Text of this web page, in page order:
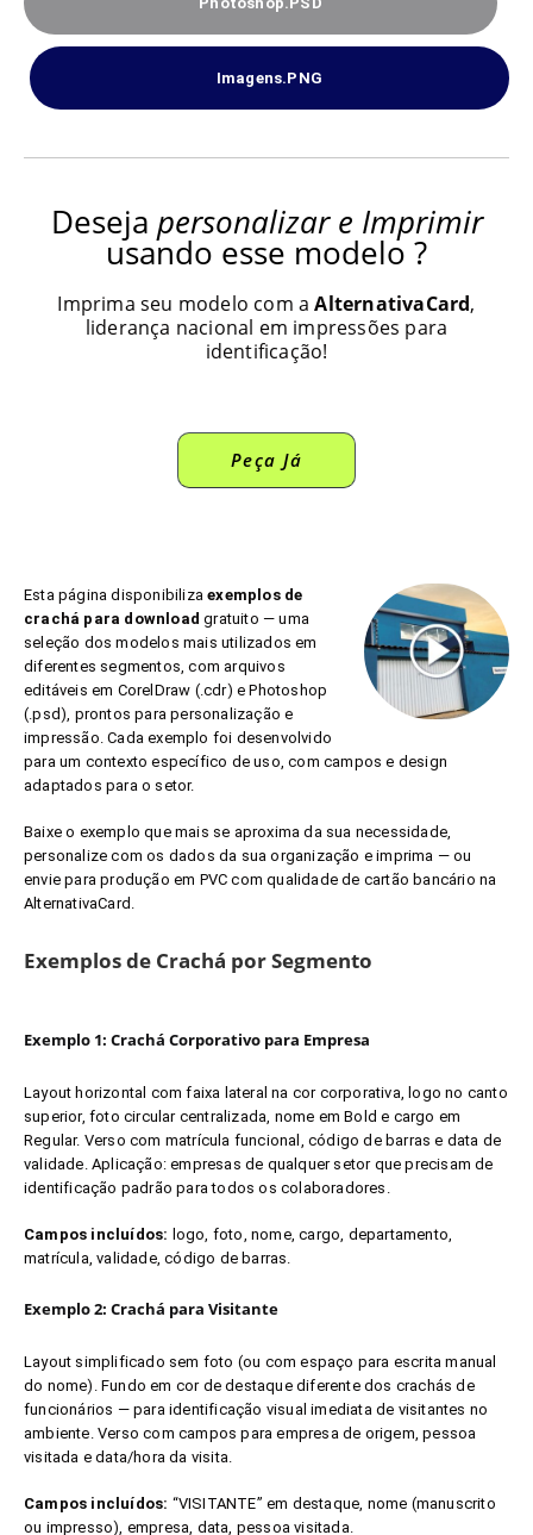
Imagens.PNG
Deseja personalizar e Imprimir
usando esse modelo ?
Imprima seu modelo com aAlternativaCard,
liderança nacional em impressões para
identificação!
Peça Já
Esta página disponibilizaexemplos de
crachá para download gratuito — uma
seleção dos modelos mais utilizados em
diferentes segmentos, com arquivos
editáveis em CorelDraw (.cdr) e Photoshop
(.psd), prontos para personalização e
impressão. Cada exemplo foi desenvolvido
para um contexto específico de uso, com campos e design
adaptados para o setor.
Baixe o exemplo que mais se aproxima da sua necessidade,
personalize com os dados da sua organização e imprima — ou
envie para produção em PVC com qualidade de cartão bancário na
AlternativaCard.
Exemplos de Crachá por Segmento
Exemplo 1: Crachá Corporativo para Empresa
Layout horizontal com faixa lateral na cor corporativa, logo no canto
superior, foto circular centralizada, nome em Bold e cargo em
Regular. Verso com matrícula funcional, código de barras e data de
validade. Aplicação: empresas de qualquer setor que precisam de
identificação padrão para todos os colaboradores.
Campos incluídos: logo, foto, nome, cargo, departamento,
matrícula, validade, código de barras.
Exemplo 2: Crachá para Visitante
Layout simplificado sem foto (ou com espaço para escrita manual
do nome). Fundo em cor de destaque diferente dos crachás de
funcionários — para identificação visual imediata de visitantes no
ambiente. Verso com campos para empresa de origem, pessoa
visitada e data/hora da visita.
Campos incluídos: “VISITANTE” em destaque, nome (manuscrito
ou impresso), empresa, data, pessoa visitada.